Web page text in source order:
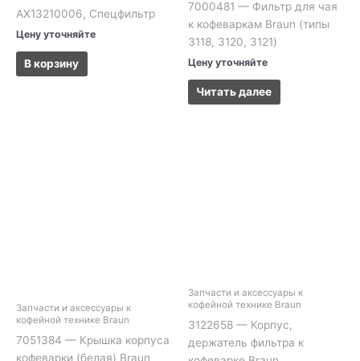
AX13210006, Спецфильтр
Цену уточняйте
В корзину
7000481 — Фильтр для чая
к кофеваркам Braun (типы
3118, 3120, 3121)
Цену уточняйте
Читать далее
Запчасти и аксессуары к
кофейной технике Braun
7051384 — Крышка корпуса
кофеварки (белая) Braun
Запчасти и аксессуары к
кофейной технике Braun
3122658 — Корпус,
держатель фильтра к